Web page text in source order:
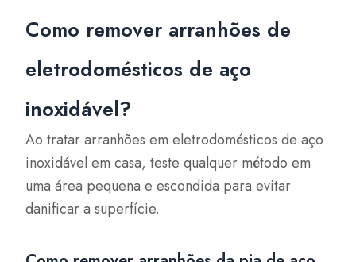
Como remover arranhões de
eletrodomésticos de aço
inoxidável?
Ao tratar arranhões em eletrodomésticos de aço
inoxidável em casa, teste qualquer método em
uma área pequena e escondida para evitar
danificar a superfície.